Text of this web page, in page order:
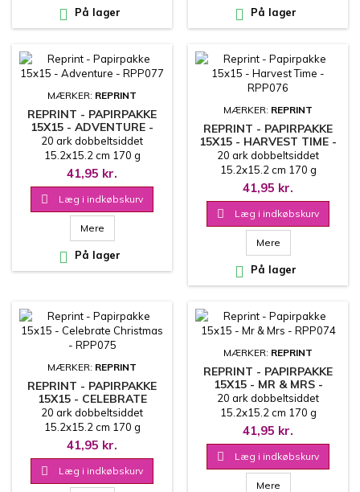
 På lager  På lager
MÆRKER: REPRINT
REPRINT - PAPIRPAKKE
15X15 - ADVENTURE -
RPP077
20 ark dobbeltsiddet
15.2x15.2 cm 170 g
41,95 kr.
 Læg i indkøbskurv
Mere
 På lager
MÆRKER: REPRINT
REPRINT - PAPIRPAKKE
15X15 - HARVEST TIME -
RPP076
20 ark dobbeltsiddet
15.2x15.2 cm 170 g
41,95 kr.
 Læg i indkøbskurv
Mere
 På lager
MÆRKER: REPRINT
REPRINT - PAPIRPAKKE
15X15 - CELEBRATE
CHRISTMAS - RPP075
20 ark dobbeltsiddet
15.2x15.2 cm 170 g
41,95 kr.
 Læg i indkøbskurv
MÆRKER: REPRINT
REPRINT - PAPIRPAKKE
15X15 - MR & MRS -
RPP074
20 ark dobbeltsiddet
15.2x15.2 cm 170 g
41,95 kr.
 Læg i indkøbskurv
Mere